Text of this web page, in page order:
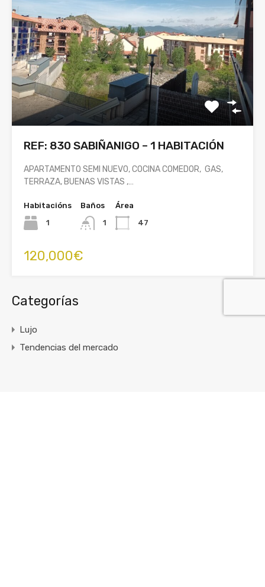
REF: 830 SABIÑANIGO – 1 HABITACIÓN
APARTAMENTO SEMI NUEVO, COCINA COMEDOR, GAS,
TERRAZA, BUENAS VISTAS ,…
Habitacións
1
Baños
1
Área
47
120,000€
Categorías
Lujo
Tendencias del mercado